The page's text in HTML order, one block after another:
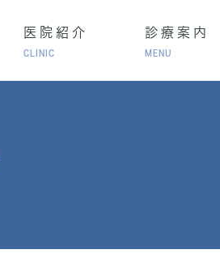
医院紹介
CLINIC
診療案内
MENU
療法（HOT）